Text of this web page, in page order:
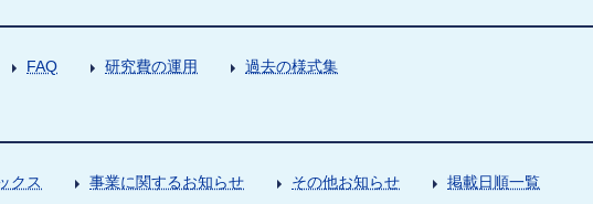
FAQ 研究費の運用 過去の様式集
クス 事業に関するお知らせ その他お知らせ 掲載日順一覧